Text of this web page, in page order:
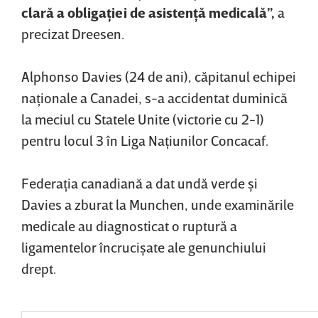
clară a obligaţiei de asistenţă medicală”, a
precizat Dreesen.
Alphonso Davies (24 de ani), căpitanul echipei
naţionale a Canadei, s-a accidentat duminică
la meciul cu Statele Unite (victorie cu 2-1)
pentru locul 3 în Liga Naţiunilor Concacaf.
Federaţia canadiană a dat undă verde şi
Davies a zburat la Munchen, unde examinările
medicale au diagnosticat o ruptură a
ligamentelor încrucişate ale genunchiului
drept.